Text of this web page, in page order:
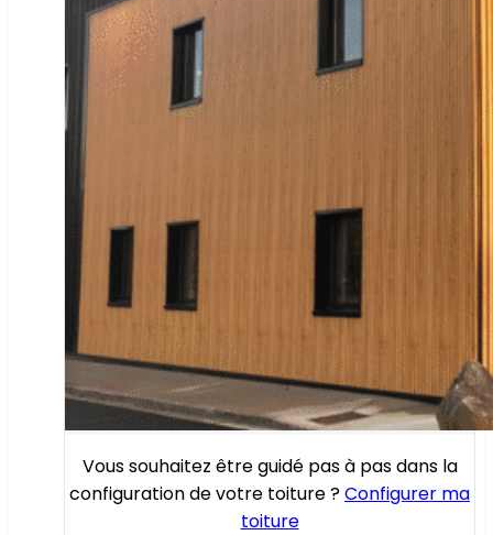
Vous souhaitez être guidé pas à pas dans la
configuration de votre toiture ?Configurer ma
toiture